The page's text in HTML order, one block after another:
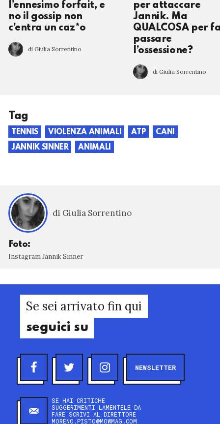
l’ennesimo forfait, e
no il gossip non
c’entra un caz*o
di Giulia Sorrentino
per attaccare
Jannik. Ma
QUALCOSA per
passare
l’ossessione?
di Giulia Sorrentino
Tag
TENNIS VIOLENZA ANIMALI ATP
CANI
JANNIK SINNER
ANIMALI
di Giulia Sorrentino
Foto:
Instagram Jannik Sinner
Se sei arrivato fin qui
seguici su
NEWSLETTER
SE HAI CRITICHE
SUGGERIMENTI LAMENTELE DA
FARE SCRIVI AL DIRETTORE
MORENO.PISTO@MOWMAG.COM